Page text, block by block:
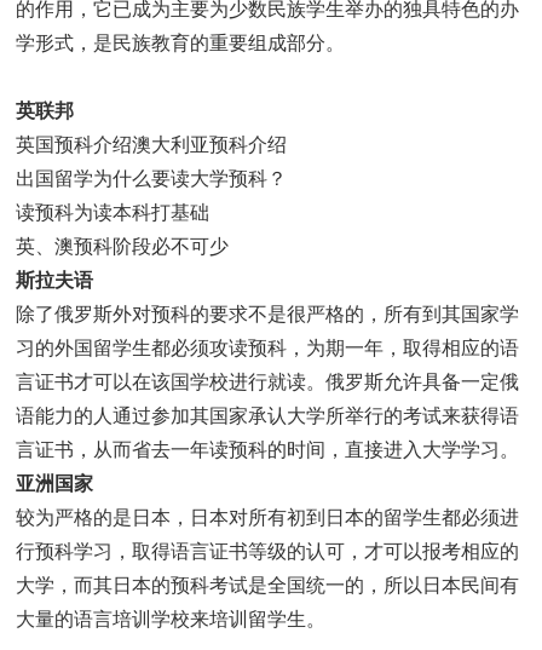
的作用，它已成为主要为少数民族学生举办的独具特色的办
学形式，是民族教育的重要组成部分。
英联邦
英国预科介绍澳大利亚预科介绍
出国留学为什么要读大学预科？
读预科为读本科打基础
英、澳预科阶段必不可少
斯拉夫语
除了俄罗斯外对预科的要求不是很严格的，所有到其国家学
习的外国留学生都必须攻读预科，为期一年，取得相应的语
言证书才可以在该国学校进行就读。俄罗斯允许具备一定俄
语能力的人通过参加其国家承认大学所举行的考试来获得语
言证书，从而省去一年读预科的时间，直接进入大学学习。
亚洲国家
较为严格的是日本，日本对所有初到日本的留学生都必须进
行预科学习，取得语言证书等级的认可，才可以报考相应的
大学，而其日本的预科考试是全国统一的，所以日本民间有
大量的语言培训学校来培训留学生。